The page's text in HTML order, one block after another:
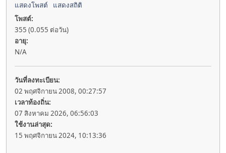
แสดงโพสต์
แสดงสถิติ
โพสต์:
355 (0.055 ต่อวัน)
อายุ:
N/A
วันที่ลงทะเบียน:
02 พฤศจิกายน 2008, 00:27:57
เวลาท้องถิ่น:
07 สิงหาคม 2026, 06:56:03
ใช้งานล่าสุด:
15 พฤศจิกายน 2024, 10:13:36